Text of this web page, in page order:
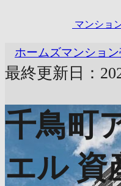
マンショ
ホームズマンショ
最終更新日：
千鳥町
エル 資